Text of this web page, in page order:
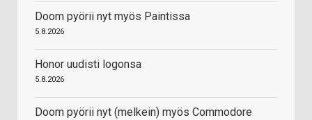
Doom pyörii nyt myös Paintissa
5.8.2026
Honor uudisti logonsa
5.8.2026
Doom pyörii nyt (melkein) myös Commodore